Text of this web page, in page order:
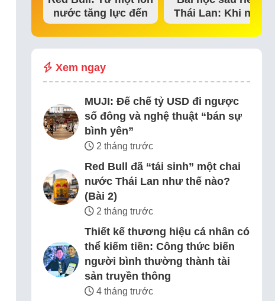
nước tăng lực đến
đế chế thể…
Thái Lan: Khi niềm
tin thị trường bắt…
Xem ngay
MUJI: Đế chế tỷ USD đi ngược
số đông và nghệ thuật “bán sự
bình yên”
2 tháng trước
Red Bull đã “tái sinh” một chai
nước Thái Lan như thế nào?
(Bài 2)
2 tháng trước
Thiết kế thương hiệu cá nhân có
thể kiếm tiền: Công thức biến
người bình thường thành tài
sản truyền thông
4 tháng trước